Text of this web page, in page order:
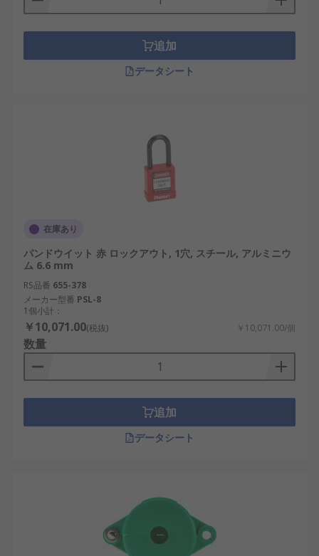
追加
データシート
在庫あり
パンドウイット 赤 ロックアウト, 1穴, スチール, アルミニウ
ム 6.6 mm
RS品番 655-378
メーカー型番 PSL-8
1個小計：
￥10,071.00(税抜) ￥10,071.00/個
数量
追加
データシート